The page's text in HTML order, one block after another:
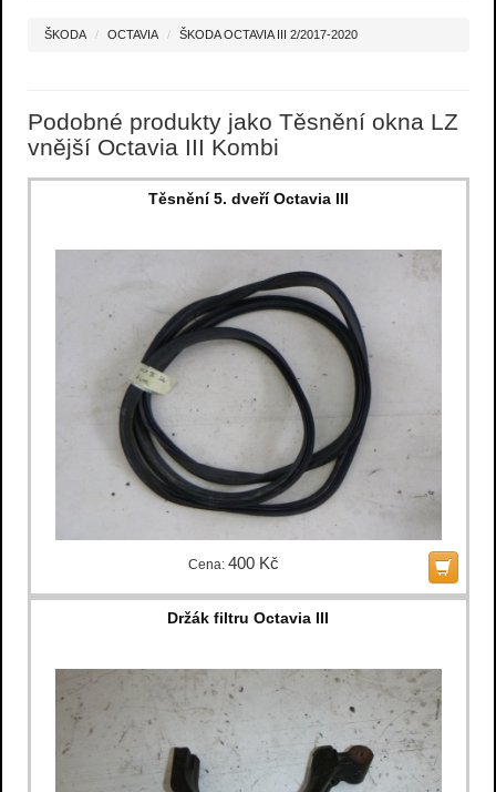
ŠKODA OCTAVIA ŠKODA OCTAVIA III 2/2017-2020
Podobné produkty jako Těsnění okna LZ
vnější Octavia III Kombi
Těsnění 5. dveří Octavia III
Cena: 400 Kč
Držák filtru Octavia III